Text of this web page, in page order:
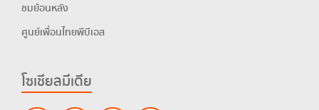
ชมย้อนหลัง
ศูนย์เพื่อนไทยพีบีเอส
โซเชียลมีเดีย